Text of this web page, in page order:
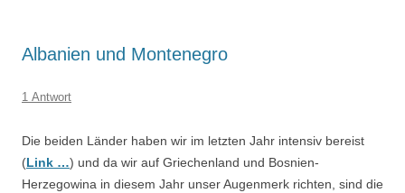
Albanien und Montenegro
1 Antwort
Die beiden Länder haben wir im letzten Jahr intensiv bereist
(Link …) und da wir auf Griechenland und Bosnien-
Herzegowina in diesem Jahr unser Augenmerk richten, sind die